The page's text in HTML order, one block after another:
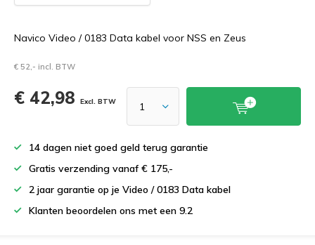
Navico Video / 0183 Data kabel voor NSS en Zeus
€ 52,- incl. BTW
€ 42,98 Excl. BTW
14 dagen niet goed geld terug garantie
Gratis verzending vanaf € 175,-
2 jaar garantie op je Video / 0183 Data kabel
Klanten beoordelen ons met een 9.2